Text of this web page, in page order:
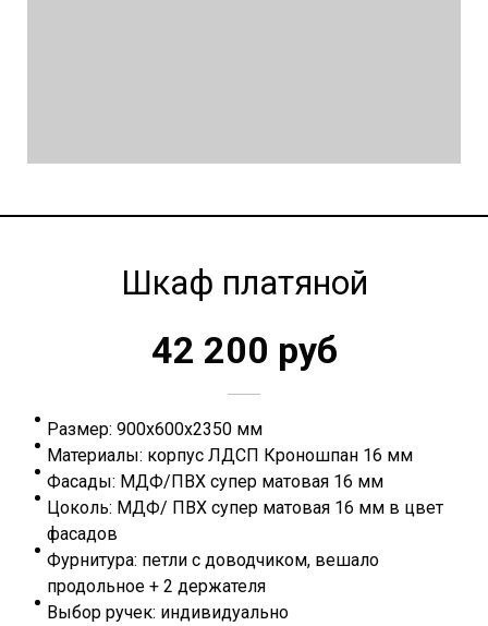
Шкаф платяной
42 200 руб
Размер: 900х600х2350 мм
Материалы: корпус ЛДСП Кроношпан 16 мм
Фасады: МДФ/ПВХ супер матовая 16 мм
Цоколь: МДФ/ ПВХ супер матовая 16 мм в цвет
фасадов
Фурнитура: петли с доводчиком, вешало
продольное + 2 держателя
Выбор ручек: индивидуально